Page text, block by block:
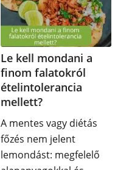
Le kell mondani a
finom falatokról
ételintolerancia
mellett?
A mentes vagy diétás
főzés nem jelent
lemondást: megfelelő